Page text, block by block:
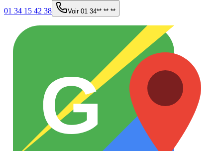
01 34 15 42 38
Voir 01 34** ** **
G